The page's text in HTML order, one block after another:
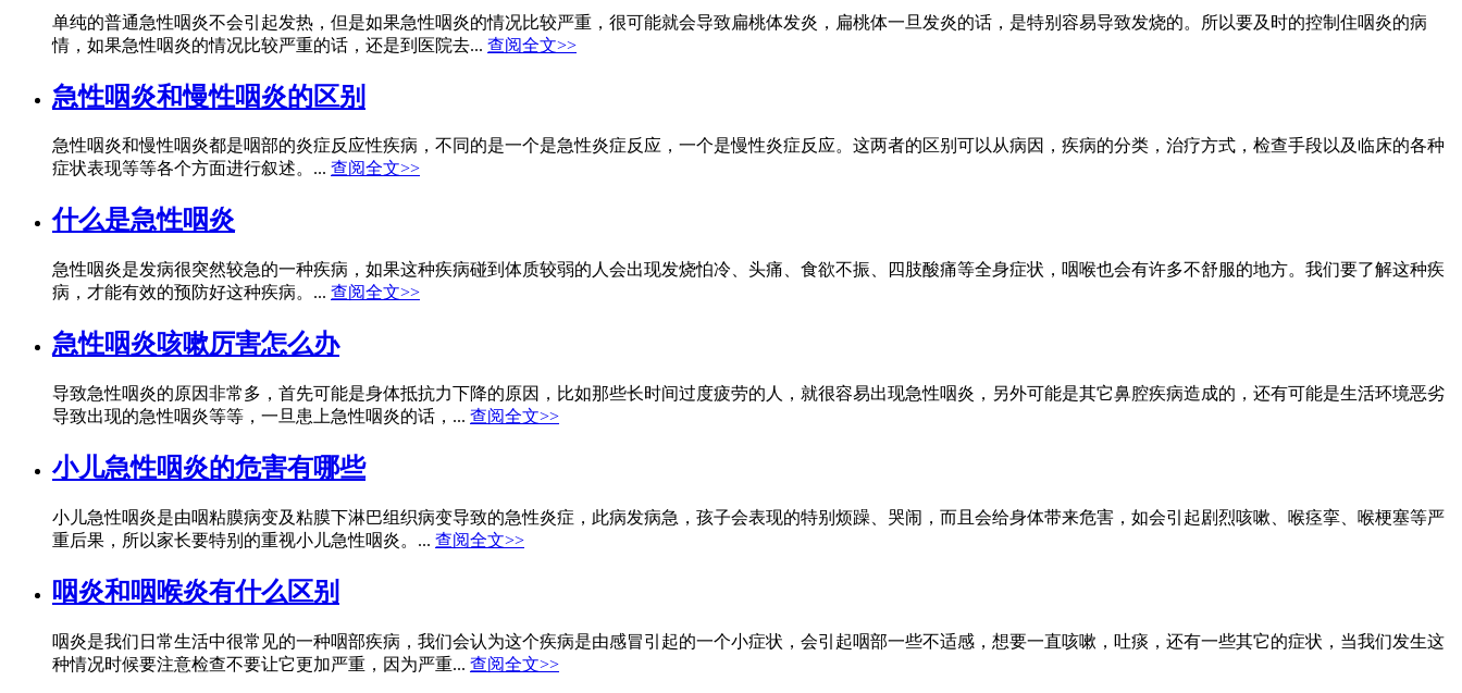
单纯的普通急性咽炎不会引起发热，但是如果急性咽炎的情况比较严重，很可能就会导致扁桃体发炎，扁桃体一旦发炎的话，是特别容易导致发烧的。所以要及时的控制住咽炎的病
情，如果急性咽炎的情况比较严重的话，还是到医院去... 查阅全文>>
急性咽炎和慢性咽炎的区别
急性咽炎和慢性咽炎都是咽部的炎症反应性疾病，不同的是一个是急性炎症反应，一个是慢性炎症反应。这两者的区别可以从病因，疾病的分类，治疗方式，检查手段以及临床的各种
症状表现等等各个方面进行叙述。... 查阅全文>>
什么是急性咽炎
急性咽炎是发病很突然较急的一种疾病，如果这种疾病碰到体质较弱的人会出现发烧怕冷、头痛、食欲不振、四肢酸痛等全身症状，咽喉也会有许多不舒服的地方。我们要了解这种疾
病，才能有效的预防好这种疾病。... 查阅全文>>
急性咽炎咳嗽厉害怎么办
导致急性咽炎的原因非常多，首先可能是身体抵抗力下降的原因，比如那些长时间过度疲劳的人，就很容易出现急性咽炎，另外可能是其它鼻腔疾病造成的，还有可能是生活环境恶劣
导致出现的急性咽炎等等，一旦患上急性咽炎的话，... 查阅全文>>
小儿急性咽炎的危害有哪些
小儿急性咽炎是由咽粘膜病变及粘膜下淋巴组织病变导致的急性炎症，此病发病急，孩子会表现的特别烦躁、哭闹，而且会给身体带来危害，如会引起剧烈咳嗽、喉痉挛、喉梗塞等严
重后果，所以家长要特别的重视小儿急性咽炎。... 查阅全文>>
咽炎和咽喉炎有什么区别
咽炎是我们日常生活中很常见的一种咽部疾病，我们会认为这个疾病是由感冒引起的一个小症状，会引起咽部一些不适感，想要一直咳嗽，吐痰，还有一些其它的症状，当我们发生这
种情况时候要注意检查不要让它更加严重，因为严重... 查阅全文>>